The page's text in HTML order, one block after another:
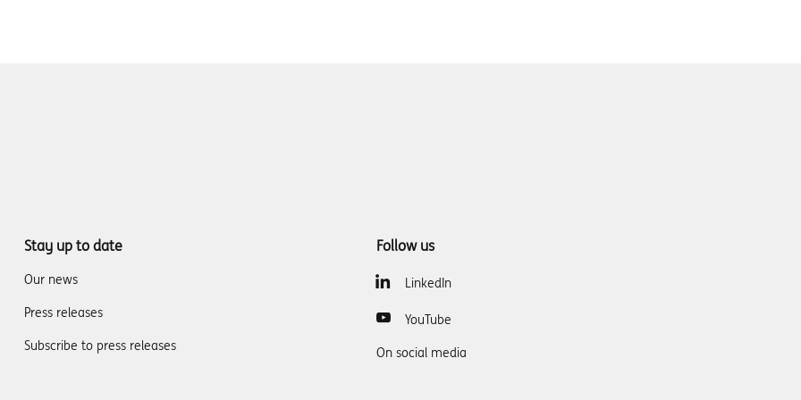
Stay up to date
Our news
Press releases
Subscribe to press releases
Follow us
LinkedIn
YouTube
On social media